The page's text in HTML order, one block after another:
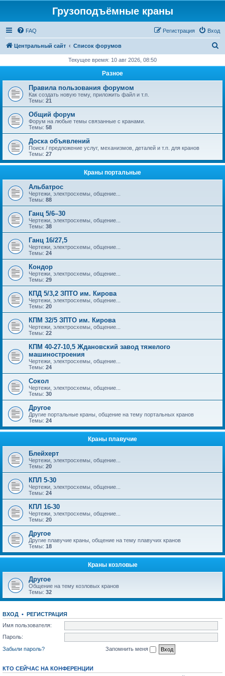
Грузоподъёмные краны
FAQ Вход
Регистрация
Центральный сайт Список форумов
с
Текущее время: 10 авг 2026, 08:50
Разное
Правила пользования форумом
Как создать новую тему, приложить файл и т.п.
Темы: 21
Общий форум
Форум на любые темы связанные с кранами.
Темы: 58
Доска объявлений
Поиск / предложение услуг, механизмов, деталей и т.п. для кранов
Темы: 27
Краны портальные
Альбатрос
Чертежи, электросхемы, общение...
Темы: 88
Ганц 5/6–30
Чертежи, электросхемы, общение...
Темы: 38
Ганц 16/27,5
Чертежи, электросхемы, общение...
Темы: 24
Кондор
Чертежи, электросхемы, общение...
Темы: 29
КПД 5/3,2 ЗПТО им. Кирова
Чертежи, электросхемы, общение...
Темы: 20
КПМ 32/5 ЗПТО им. Кирова
Чертежи, электросхемы, общение...
Темы: 22
КПМ 40-27-10,5 Ждановский завод тяжелого
машиностроения
Чертежи, электросхемы, общение...
Темы: 24
Сокол
Чертежи, электросхемы, общение...
Темы: 30
Другое
Другие портальные краны, общение на тему портальных кранов
Темы: 24
Краны плавучие
Блейхерт
Чертежи, электросхемы, общение...
Темы: 20
КПЛ 5-30
Чертежи, электросхемы, общение...
Темы: 24
КПЛ 16-30
Чертежи, электросхемы, общение...
Темы: 20
Другое
Другие плавучие краны, общение на тему плавучих кранов
Темы: 18
Краны козловые
Другое
Общение на тему козловых кранов
Темы: 32
ВХОД • РЕГИСТРАЦИЯ
Имя пользователя:
Пароль:
Забыли пароль?
Запомнить меня
КТО СЕЙЧАС НА КОНФЕРЕНЦИИ